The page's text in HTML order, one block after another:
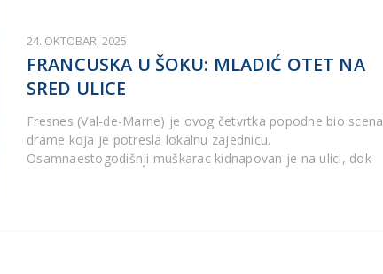
24. OKTOBAR, 2025
FRANCUSKA U ŠOKU: MLADIĆ OTET NA
SRED ULICE
Fresnes (Val-de-Marne) je ovog četvrtka popodne bio scena
drame koja je potresla lokalnu zajednicu.
Osamnaestogodišnji muškarac kidnapovan je na ulici, dok